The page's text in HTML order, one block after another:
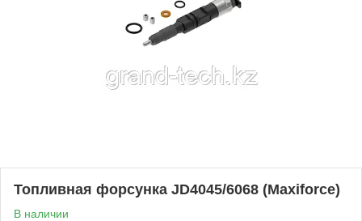
Топливная форсунка JD4045/6068 (Maxiforce)
В наличии